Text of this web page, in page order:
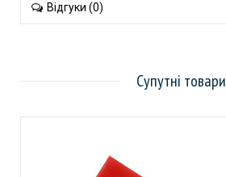
Відгуки (0)
Супутні товари